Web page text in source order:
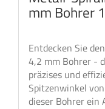
mm Bohrer
Entdecken Sie
4,2 mm Bohrer -
präzises und
Spitzenwinkel
dieser Bohrer ein